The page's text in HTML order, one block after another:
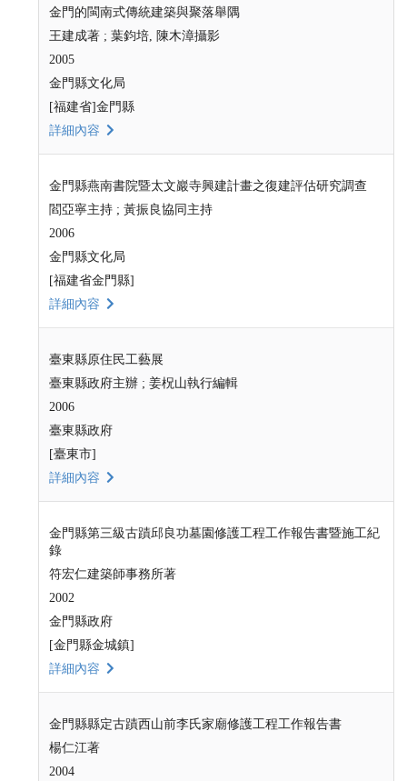
金門的閩南式傳統建築與聚落舉隅
王建成著 ; 葉鈞培, 陳木漳攝影
2005
金門縣文化局
[福建省]金門縣
詳細內容
金門縣燕南書院暨太文巖寺興建計畫之復建評估研究調查
閻亞寧主持 ; 黃振良協同主持
2006
金門縣文化局
[福建省金門縣]
詳細內容
臺東縣原住民工藝展
臺東縣政府主辦 ; 姜柷山執行編輯
2006
臺東縣政府
[臺東市]
詳細內容
金門縣第三級古蹟邱良功墓園修護工程工作報告書暨施工紀
錄
符宏仁建築師事務所著
2002
金門縣政府
[金門縣金城鎮]
詳細內容
金門縣縣定古蹟西山前李氏家廟修護工程工作報告書
楊仁江著
2004